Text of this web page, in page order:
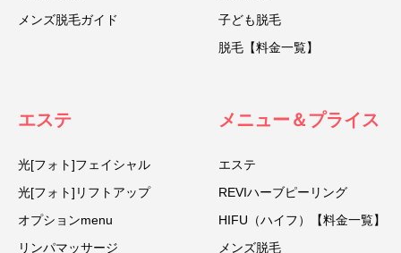
メンズ脱毛ガイド
子ども脱毛
脱毛【料金一覧】
エステ
光[フォト]フェイシャル
光[フォト]リフトアップ
オプションmenu
リンパマッサージ
メニュー＆プライス
エステ
REVIハーブピーリング
HIFU（ハイフ）【料金一覧】
メンズ脱毛